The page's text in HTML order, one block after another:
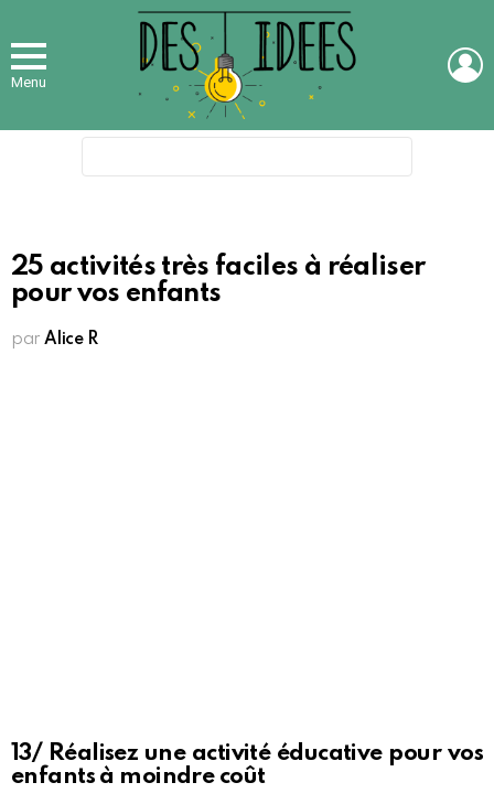
Menu
25 activités très faciles à réaliser
pour vos enfants
par Alice R
13/ Réalisez une activité éducative pour vos
enfants à moindre coût